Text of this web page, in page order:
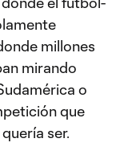
millones
mirando
o
que
ser.